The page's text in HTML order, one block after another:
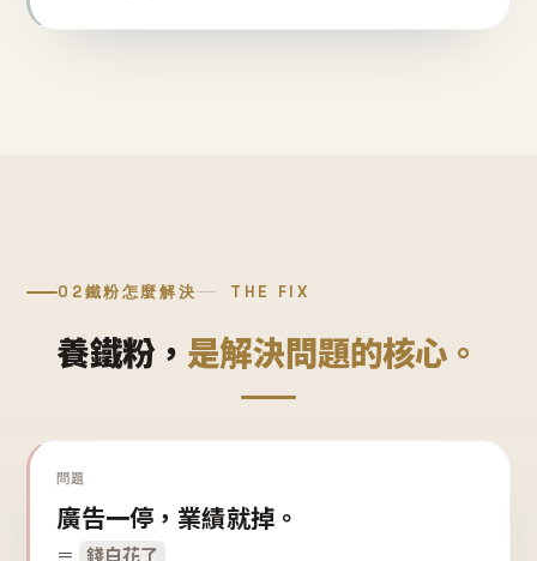
02鐵粉怎麼解決 THE FIX
養鐵粉， 是解決問題的核心。
問題
廣告一停，業績就掉。
＝ 錢白花了